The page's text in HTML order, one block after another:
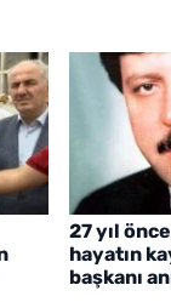
27 yıl
hayatın
başkanı